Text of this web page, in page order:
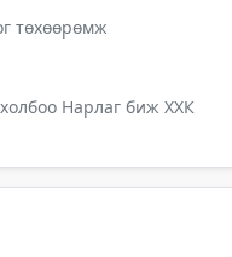
төхөөрөмж
Нарлаг биж ХХК